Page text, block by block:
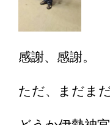
感謝、感謝。
ただ、まだま